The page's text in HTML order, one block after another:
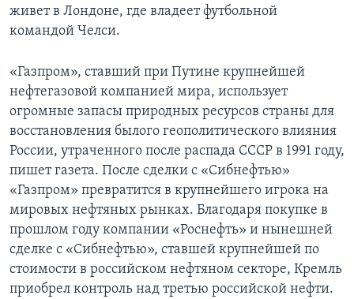
живет в Лондоне, где владеет футбольной
командой Челси.
«Газпром», ставший при Путине крупнейшей
нефтегазовой компанией мира, использует
огромные запасы природных ресурсов страны для
восстановления былого геополитического влияния
России, утраченного после распада СССР в 1991 году,
пишет газета. После сделки с «Сибнефтью»
«Газпром» превратится в крупнейшего игрока на
мировых нефтяных рынках. Благодаря покупке в
прошлом году компании «Роснефть» и нынешней
сделке с «Сибнефтью», ставшей крупнейшей по
стоимости в российском нефтяном секторе, Кремль
приобрел контроль над третью российской нефти.